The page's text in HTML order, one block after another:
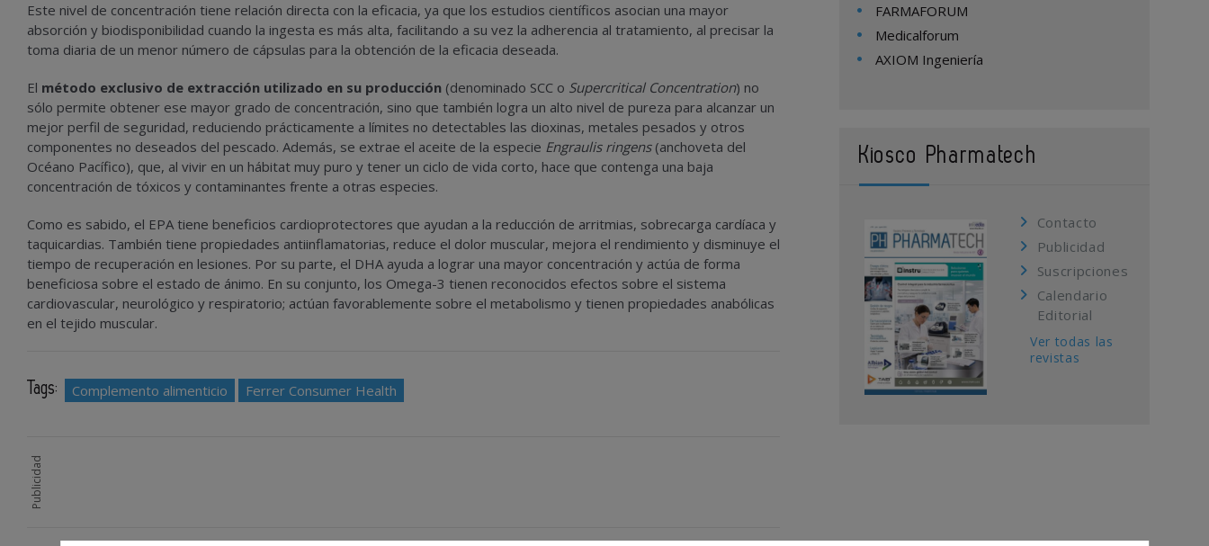
Este nivel de concentración tiene relación directa con la eficacia, ya que los estudios científicos asocian una mayor
absorción y biodisponibilidad cuando la ingesta es más alta, facilitando a su vez la adherencia al tratamiento, al precisar la
toma diaria de un menor número de cápsulas para la obtención de la eficacia deseada.
El método exclusivo de extracción utilizado en su producción (denominado SCC o Supercritical Concentration) no
sólo permite obtener ese mayor grado de concentración, sino que también logra un alto nivel de pureza para alcanzar un
mejor perfil de seguridad, reduciendo prácticamente a límites no detectables las dioxinas, metales pesados y otros
componentes no deseados del pescado. Además, se extrae el aceite de la especie Engraulis ringens(anchoveta del
Océano Pacífico), que, al vivir en un hábitat muy puro y tener un ciclo de vida corto, hace que contenga una baja
concentración de tóxicos y contaminantes frente a otras especies.
Como es sabido, el EPA tiene beneficios cardioprotectores que ayudan a la reducción de arritmias, sobrecarga cardíaca y
taquicardias. También tiene propiedades antiinflamatorias, reduce el dolor muscular, mejora el rendimiento y disminuye el
tiempo de recuperación en lesiones. Por su parte, el DHA ayuda a lograr una mayor concentración y actúa de forma
beneficiosa sobre el estado de ánimo. En su conjunto, los Omega-3 tienen reconocidos efectos sobre el sistema
cardiovascular, neurológico y respiratorio; actúan favorablemente sobre el metabolismo y tienen propiedades anabólicas
en el tejido muscular.
Tags: Complemento alimenticio Ferrer Consumer Health
Publicidad
FARMAFORUM
Medicalforum
AXIOM Ingeniería
Kiosco Pharmatech
Contacto
Publicidad
Suscripciones
Calendario
Editorial
Ver todas las
revistas